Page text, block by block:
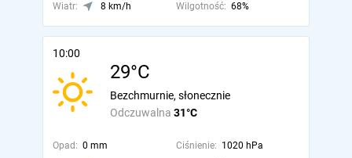
Wiatr:
8 km/h Wilgotność: 68%
10:00
29°C
Odczuwalna 31°C
Bezchmurnie, słonecznie
Opad: 0 mm Ciśnienie: 1020 hPa